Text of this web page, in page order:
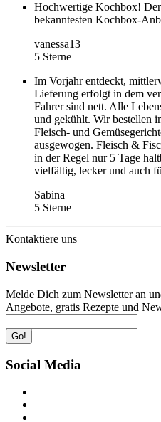
Hochwertige Kochbox!
bekanntesten Kochbox-
vanessa13
5 Sterne
Im Vorjahr entdeckt,
Lieferung erfolgt in dem
Fahrer sind nett. Alle
und gekühlt. Wir bestellen
Fleisch- und
ausgewogen. Fleisch &
in der Regel nur 5 Tage
vielfältig, lecker und auch
Sabina
5 Sterne
Kontaktiere uns
Newsletter
Melde Dich zum Newsletter an
Angebote, gratis Rezepte und
Go!
Social Media